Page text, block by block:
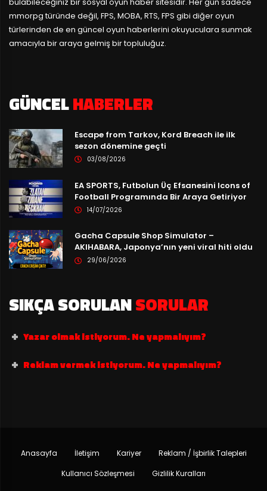
mmorpg türünde değil, FPS, MOBA, RTS, FPS gibi diğer oyun
türlerinden de en güncel oyun haberlerini okuyuculara sunmak
amacıyla bir araya gelmiş bir topluluğuz.
GÜNCELHABERLER
Escape from Tarkov, Kord Breach ile ilk
sezon dönemine geçti
03/08/2026
EA SPORTS, Futbolun Üç Efsanesini Icons of
Football Programında Bir Araya Getiriyor
14/07/2026
Gacha Capsule Shop Simulator –
AKIHABARA, Japonya’nın yeni viral hiti oldu
29/06/2026
SIKÇA SORULANSORULAR
Yazar olmak istiyorum. Ne yapmalıyım?
Reklam vermek istiyorum. Ne yapmalıyım?
Anasayfa İletişim Kariyer
Reklam / İşbirlik Talepleri
Kullanıcı Sözleşmesi
Gizlilik Kuralları